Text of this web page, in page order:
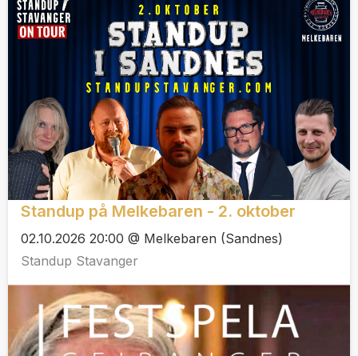
Standup på Melkebaren - 2. oktober
02.10.2026 20:00 @ Melkebaren (Sandnes)
Standup Stavanger